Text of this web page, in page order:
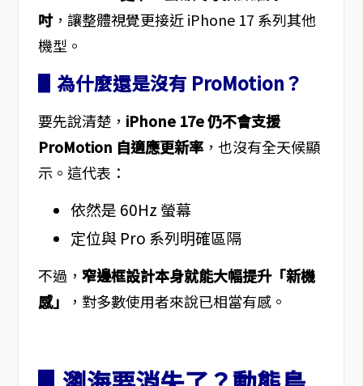
吋，讓整體視覺更接近 iPhone 17 系列其他
機型。
▋為什麼還是沒有 ProMotion？
要先說清楚， iPhone 17e 仍不會支援
ProMotion 自適應更新率，也沒有全天候顯
示。這代表：
依然是 60Hz 螢幕
定位與 Pro 系列明確區隔
不過， 窄邊框設計本身就能大幅提升「新機
感」
，對多數使用者來說已相當有感。